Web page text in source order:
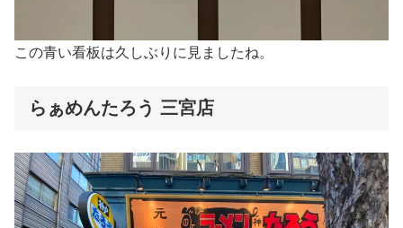
この青い看板は久しぶりに見ましたね。
らぁめんたろう 三宮店